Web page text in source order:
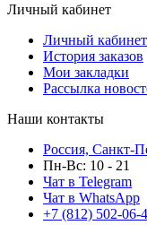
Личный кабинет
Личный кабинет
История заказов
Мои закладки
Рассылка
Наши контакты
Россия, Санкт-
Пн-Вс: 10 - 21
Чат в Telegram
Чат в WhatsApp
+7 (812) 502-06-